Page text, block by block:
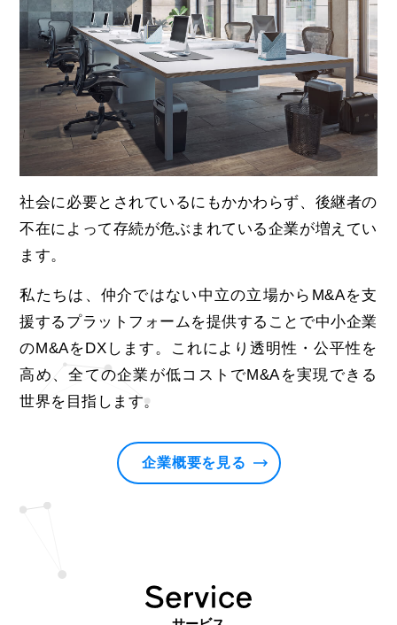
社会に必要とされているにもかかわらず、後継者の
不在によって存続が危ぶまれている企業が増えてい
ます。
私たちは、仲介ではない中立の立場からM&Aを支
援するプラットフォームを提供することで中小企業
のM&AをDXします。これにより透明性・公平性を
高め、全ての企業が低コストでM&Aを実現できる
世界を目指します。
企業概要を見る